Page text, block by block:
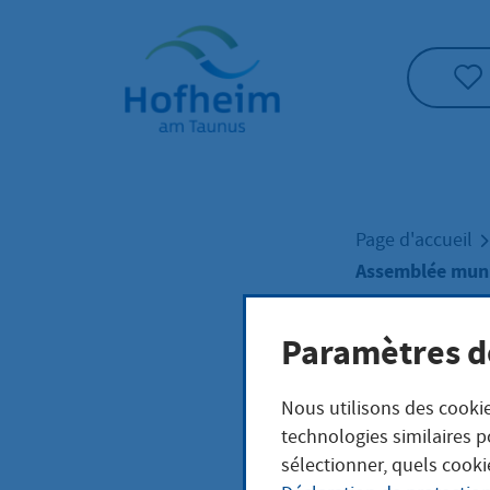
Accueil"
Page d'accueil
Assemblée
Paramètres
Nous utilisons des
technologies similaires
sélectionner, quels